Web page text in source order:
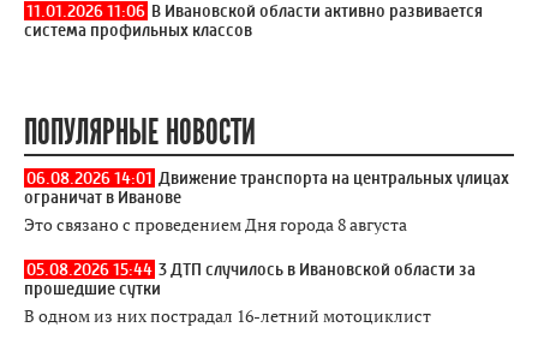
11.01.2026 11:06 В Ивановской области активно развивается
система профильных классов
ПОПУЛЯРНЫЕ НОВОСТИ
06.08.2026 14:01 Движение транспорта на центральных улицах
ограничат в Иванове
Это связано с проведением Дня города 8 августа
05.08.2026 15:44 3 ДТП случилось в Ивановской области за
прошедшие сутки
В одном из них пострадал 16-летний мотоциклист